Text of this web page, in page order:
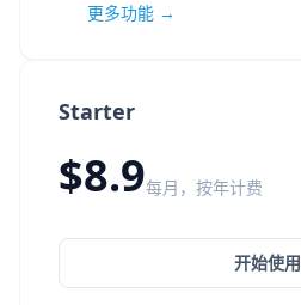
Starter
$8.9每月，按年计费
开始使用
更多功能 →